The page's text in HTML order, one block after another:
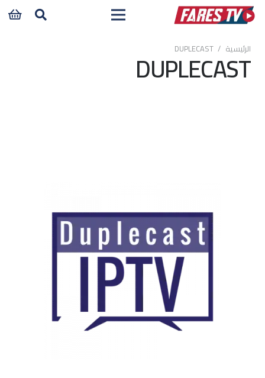
الرئيسية /
DUPLECAST
DUPLECAST